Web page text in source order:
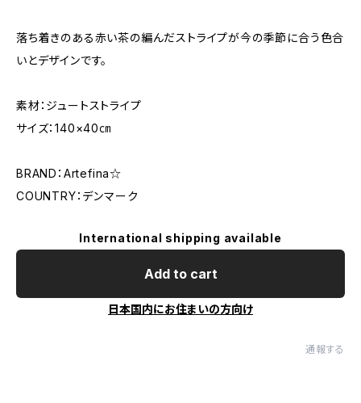
落ち着きのある赤い茶の編んだストライプが今の季節に合う色合
いとデザインです。
素材：ジュートストライプ
サイズ：140×40㎝
BRAND：Artefina☆
COUNTRY：デンマーク
International shipping available
Add to cart
日本国内にお住まいの方向け
通報する